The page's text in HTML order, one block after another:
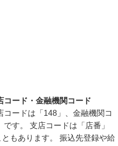
コード・金融機関コード
ードは「148」、金融機関コ
す。 支店コードは「店番」
もあります。 振込先登録や給